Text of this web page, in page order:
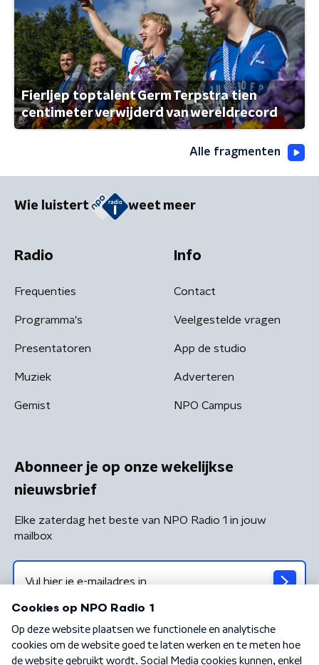
Fierljep toptalent Germ Terpstra tien
centimeter verwijderd van wereldrecord
Alle fragmenten
Wie luistert weet meer
Radio
Frequenties
Programma's
Presentatoren
Muziek
Gemist
Info
Contact
Veelgestelde vragen
App de studio
Adverteren
NPO Campus
Abonneer je op onze wekelijkse
nieuwsbrief
Elke zaterdag het beste van NPO Radio 1 in jouw
mailbox